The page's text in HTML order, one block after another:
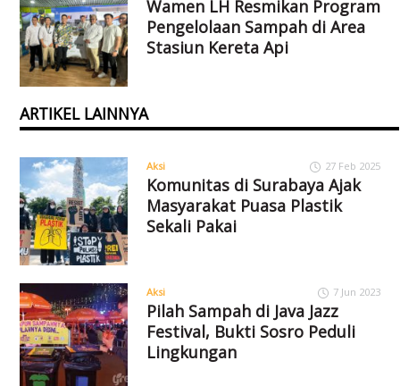
Wamen LH Resmikan Program
Pengelolaan Sampah di Area
Stasiun Kereta Api
ARTIKEL LAINNYA
Aksi 27 Feb 2025
Komunitas di Surabaya Ajak
Masyarakat Puasa Plastik
Sekali Pakai
Aksi 7 Jun 2023
Pilah Sampah di Java Jazz
Festival, Bukti Sosro Peduli
Lingkungan